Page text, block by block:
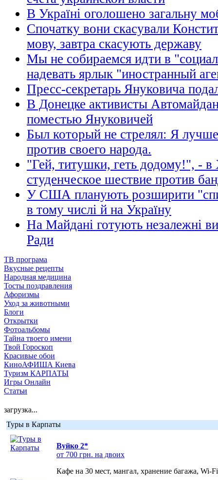
В Україні оголошено загальну
Спочатку вони скасували
мову, завтра скасують державу
Мы не собираемся идти в
надевать ярлык "иностранный
Пресс-секретарь Януковича
В Донецке активисты
поместью Януковичей
Был который не стрелял: Я
против своего народа.
"Гей, титушки, геть додому!", -
студенческое шествие против
У США планують розширити
в тому числі й на Україну
На Майдані готують незалежні
Ради
ТВ програма
Вкусные рецепты
Народная медицина
Тосты поздравления
Афоризмы
Уход за животными
Блоги
Открытки
Фотоальбомы
Тайна твоего имени
Твой Гороскоп
Красивые обои
КиноАФИША Киева
Туризм КАРПАТЫ
Игры Онлайн
Статьи
загрузка...
Туры в Карпаты
Вуйко 2*
от 700 грн. на двоих
Кафе на 30 мест, мангал, хранение багажа, Wi-